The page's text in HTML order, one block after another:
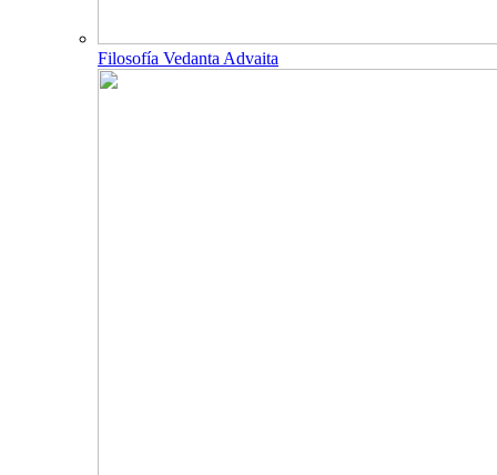
Filosofía Vedanta Advaita